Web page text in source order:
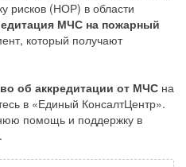
рисков (НОР) в области
МЧС на пожарный
который получают
об аккредитации от МЧС на
в «Единый КонсалтЦентр».
помощь и поддержку в